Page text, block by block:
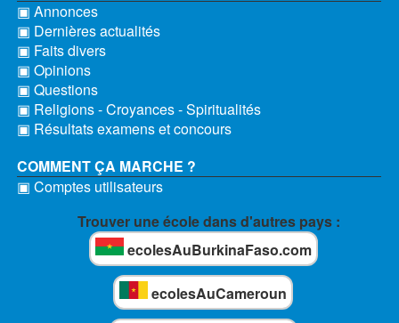
▣ Annonces
▣ Dernières actualités
▣ Faits divers
▣ Opinions
▣ Questions
▣ Religions - Croyances - Spiritualités
▣ Résultats examens et concours
COMMENT ÇA MARCHE ?
▣ Comptes utilisateurs
Trouver une école dans d'autres pays :
ecolesAuBurkinaFaso.com
ecolesAuCameroun